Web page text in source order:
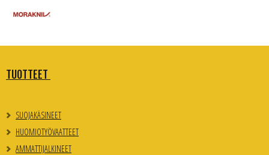
TUOTTEET
SUOJAKÄSINEET
HUOMIOTYÖVAATTEET
AMMATTIJALKINEET